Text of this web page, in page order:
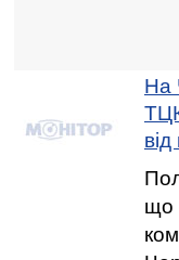
На
що